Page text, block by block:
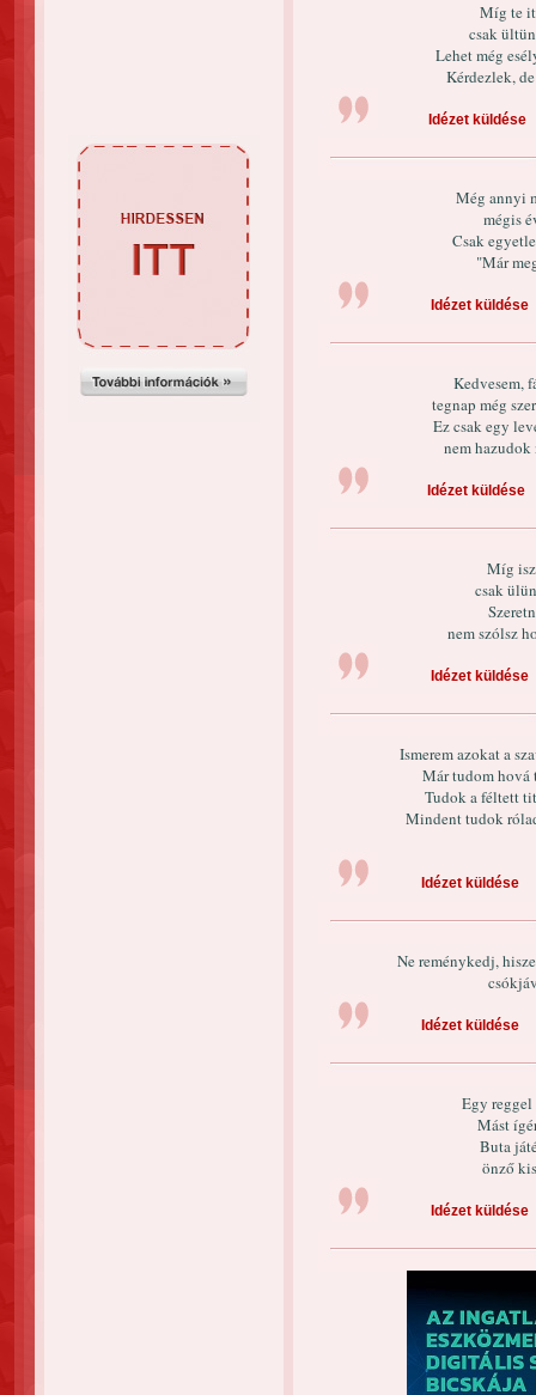
Míg te
csak
Lehet még
Kérdezlek,
Idézet küldése
Még annyi
mégis
Csak
"Már
Idézet küldése
Kedvesem,
tegnap még
Ez csak egy
nem hazudok
Idézet küldése
Míg
csak
nem szólsz
Idézet küldése
Ismerem azokat a
Már tudom hová
Tudok a féltett
Mindent tudok
Idézet küldése
Ne reménykedj,
Idézet küldése
Egy
Mást
Buta
önző
Idézet küldése